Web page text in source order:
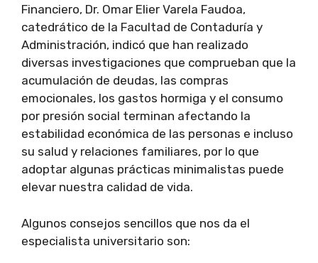
Financiero, Dr. Omar Elier Varela Faudoa,
catedrático de la Facultad de Contaduría y
Administración, indicó que han realizado
diversas investigaciones que comprueban que la
acumulación de deudas, las compras
emocionales, los gastos hormiga y el consumo
por presión social terminan afectando la
estabilidad económica de las personas e incluso
su salud y relaciones familiares, por lo que
adoptar algunas prácticas minimalistas puede
elevar nuestra calidad de vida.
Algunos consejos sencillos que nos da el
especialista universitario son: